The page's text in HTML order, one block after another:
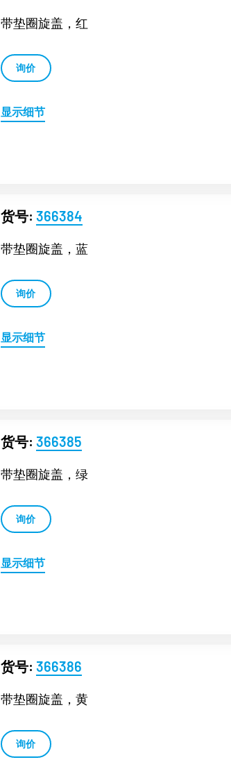
带垫圈旋盖，红
询价
显示细节
货号: 366384
带垫圈旋盖，蓝
询价
显示细节
货号: 366385
带垫圈旋盖，绿
询价
显示细节
货号: 366386
带垫圈旋盖，黄
询价